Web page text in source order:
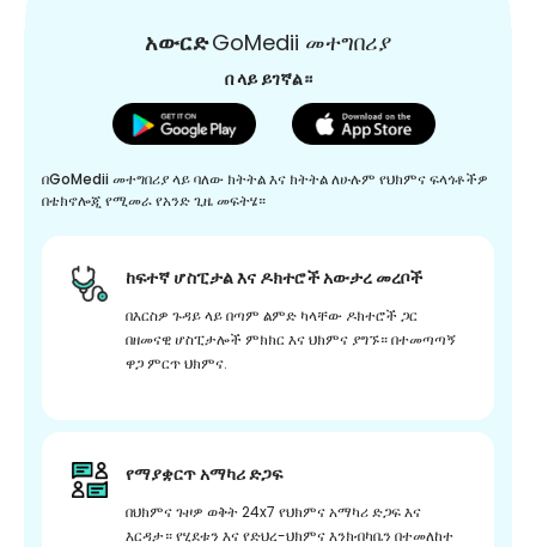
አውርድGoMedii መተግበሪያ
በ ላይ ይገኛል።
በGoMedii መተግበሪያ ላይ ባለው ክትትል እና ክትትል ለሁሉም የህክምና ፍላጎቶችዎ
በቴክኖሎጂ የሚመራ የአንድ ጊዜ መፍትሄ።
ከፍተኛ ሆስፒታል እና ዶክተሮች አውታረ መረቦች
በእርስዎ ጉዳይ ላይ በጣም ልምድ ካላቸው ዶክተሮች ጋር
በዘመናዊ ሆስፒታሎች ምክክር እና ህክምና ያግኙ። በተመጣጣኝ
ዋጋ ምርጥ ህክምና.
የማያቋርጥ አማካሪ ድጋፍ
በህክምና ጉዞዎ ወቅት 24x7 የህክምና አማካሪ ድጋፍ እና
እርዳታ። የሂደቱን እና የድህረ-ህክምና እንክብካቤን በተመለከተ